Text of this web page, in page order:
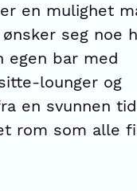
en mulighet
seg noe
egen bar med
lounger og
en svunnen
rom som alle